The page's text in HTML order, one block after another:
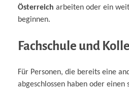
Österreich arbeiten oder ein
beginnen.
Fachschule und
Für Personen, die bereits eine
abgeschlossen haben oder einen